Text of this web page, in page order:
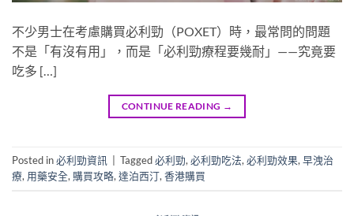
不少男士在考慮購買必利勁（POXET）時，最常問的問題
不是「有沒有用」，而是「必利勁療程要幾耐」——究竟要
吃多 […]
CONTINUE READING →
Posted in必利勁資訊 Tagged必利勁,必利勁吃法,必利勁效果,早洩治
療, 用藥安全, 購買攻略,達泊西汀,香港購買